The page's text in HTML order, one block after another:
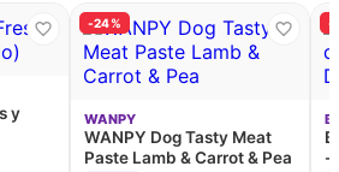
y
-24%
WANPY
WANPY Dog Tasty Meat
Paste Lamb & Carrot & Pea
-
-